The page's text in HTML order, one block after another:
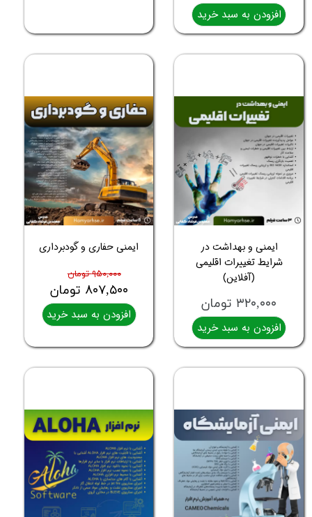
افزودن به سبد خرید
ایمنی و بهداشت در
شرایط تغییرات اقلیمی
(آفلاین)
۳۲۰,۰۰۰ تومان
افزودن به سبد خرید
ایمنی حفاری و گودبرداری
۹۵۰,۰۰۰ تومان
۸۰۷,۵۰۰ تومان
افزودن به سبد خرید